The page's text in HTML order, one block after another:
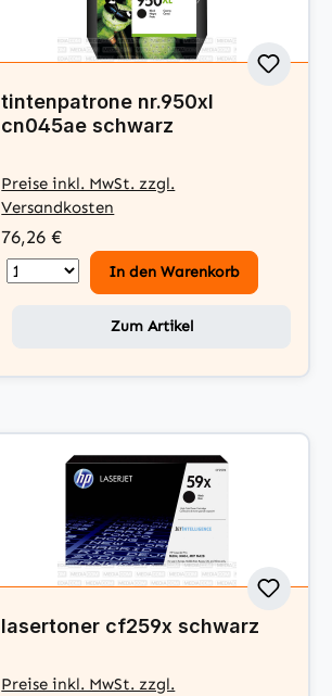
tintenpatrone nr.950xl
cn045ae schwarz
Preise inkl. MwSt. zzgl.
Versandkosten
76,26 €
In den Warenkorb
Zum Artikel
lasertoner cf259x schwarz
Preise inkl. MwSt. zzgl.